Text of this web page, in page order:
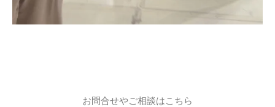
お問合せやご相談はこちら